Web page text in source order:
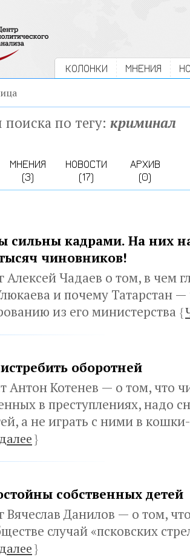
КОЛОНКИ МНЕНИЯ
поиска по тегу: криминал
МНЕНИЯ
(3)
НОВОСТИ
(17)
АРХИВ
(0)
сильны кадрами. На них
чиновников!
Алексей Чадаев о том, в чем
и почему Татарстан
из его министерства {
оборотней
Антон Котенев — о том, что
в преступлениях, надо
а не играть с ними в
}
собственных детей
Вячеслав Данилов — о том,
случай «псковских
}